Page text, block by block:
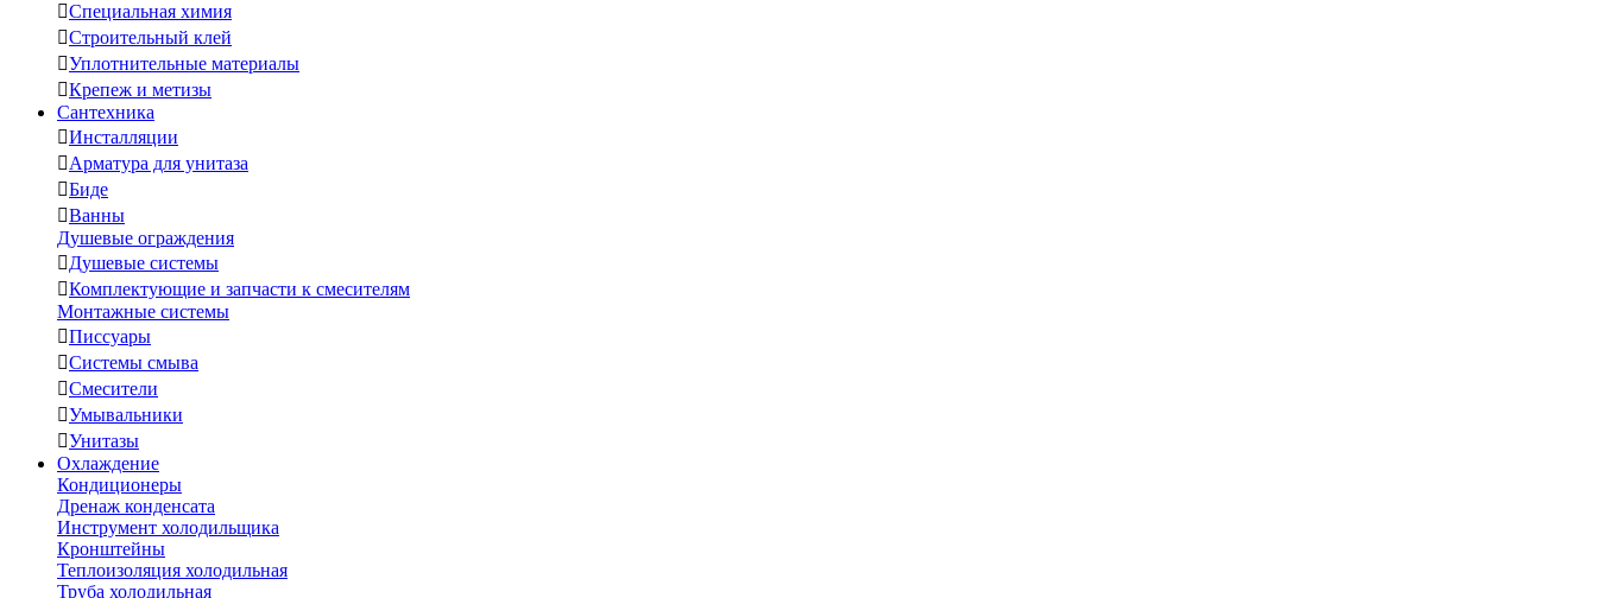
Специальная химия
Строительный клей
Уплотнительные материалы
Крепеж и метизы
Сантехника
Инсталляции
Арматура для унитаза
Биде
Ванны
Душевые ограждения
Душевые системы
Комплектующие и запчасти к смесителям
Монтажные системы
Писсуары
Системы смыва
Смесители
Умывальники
Унитазы
Охлаждение
Кондиционеры
Дренаж конденсата
Инструмент холодильщика
Кронштейны
Теплоизоляция холодильная
Труба холодильная